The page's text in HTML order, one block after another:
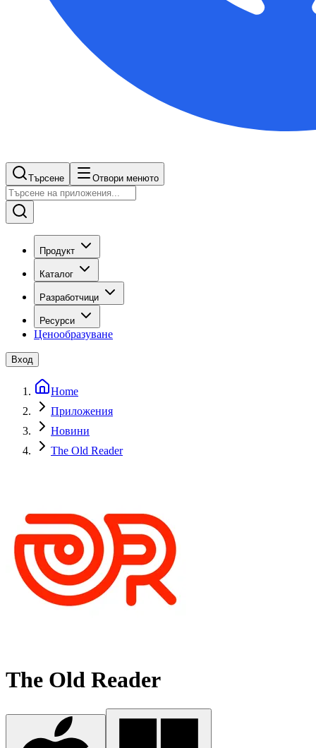
Търсене Отвори менюто
Продукт
Каталог
Разработчици
Ресурси
Ценообразуване
Вход
Home
Приложения
Новини
The Old Reader
The Old Reader